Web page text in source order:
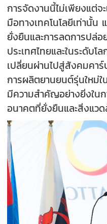
การจัดงานนี้ไม่เพียงแต่จ
มือทางเทคโนโลยีเท่านั้
ยั่งยืนและการลดการปล่อ
ประเทศไทยและในระดับโ
เปลี่ยนผ่านไปสู่สังคมคา
การผลิตยานยนต์รุ่นใหม่
มีความสำคัญอย่างยิ่งใน
อนาคตที่ยั่งยืนและสิ่งแว